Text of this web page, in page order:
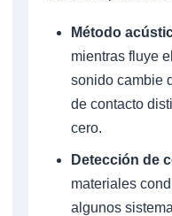
Método
mientras fluye
sonido cambie
de contacto
cero.
Detección de
materiales
algunos